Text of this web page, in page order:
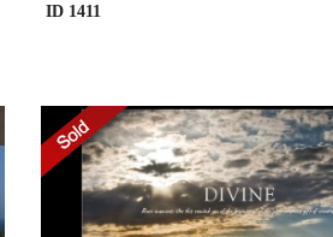
ID 1411